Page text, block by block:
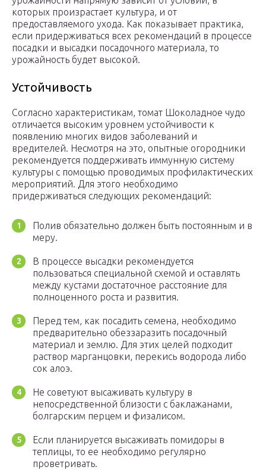
которых произрастает культура, и от
предоставляемого ухода. Как показывает практика,
если придерживаться всех рекомендаций в процессе
посадки и высадки посадочного материала, то
урожайность будет высокой.
Устойчивость
Согласно характеристикам, томат Шоколадное чудо
отличается высоким уровнем устойчивости к
появлению многих видов заболеваний и
вредителей. Несмотря на это, опытные огородники
рекомендуется поддерживать иммунную систему
культуры с помощью проводимых профилактических
мероприятий. Для этого необходимо
придерживаться следующих рекомендаций:
Полив обязательно должен быть постоянным и в
меру.
В процессе высадки рекомендуется
пользоваться специальной схемой и оставлять
между кустами достаточное расстояние для
полноценного роста и развития.
Перед тем, как посадить семена, необходимо
предварительно обеззаразить посадочный
материал и землю. Для этих целей подходит
раствор марганцовки, перекись водорода либо
сок алоэ.
Не советуют высаживать культуру в
непосредственной близости с баклажанами,
болгарским перцем и физалисом.
Если планируется высаживать помидоры в
теплицы, то ее необходимо регулярно
проветривать.